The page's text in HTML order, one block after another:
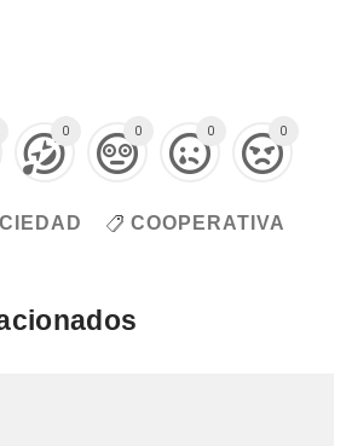
0 0 0 0
COOPERATIVA